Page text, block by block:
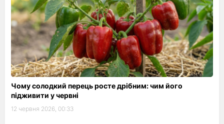
Чому солодкий перець росте дрібним: чим його
підживити у червні
12 червня 2026, 00:33